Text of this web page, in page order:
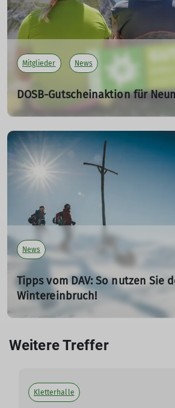
Mitglieder News
DOSB-Gutscheinaktion für
KOMM MIT! Jetzt DAV-Mitglied
28.02.2023
Nutze die Chance und werde jetzt
Deutschen Alpenverein! Dank einer
Deutschen Olympischen Sportbunds
eine Jahresmitgliedschaft zu einem
abschließen.
mehr erfahren
News
Tipps vom DAV: So nutzen Sie
Wintereinbruch!
07.12.2023
es so früh so viel Schnee. Für schöne
Schneesituation in den Bergen ein
einen gelungenen Start in die kalte
Weitere Treffer
Kletterhalle